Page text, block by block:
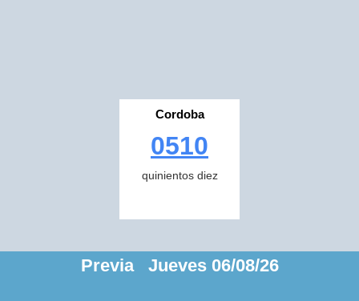
Cordoba
0510
quinientos diez
Previa Jueves 06/08/26